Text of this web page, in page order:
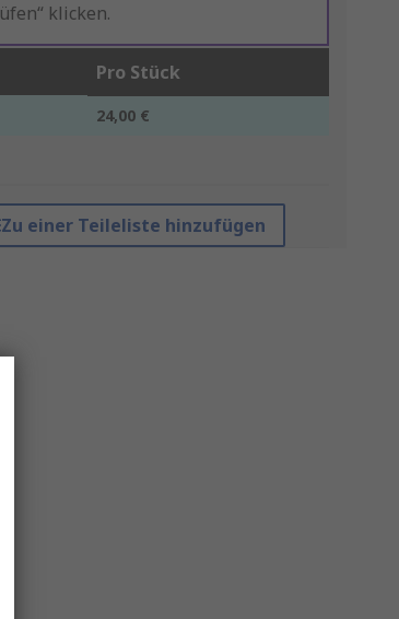
klicken.
Pro Stück
24,00 €
Zu einer Teileliste hinzufügen